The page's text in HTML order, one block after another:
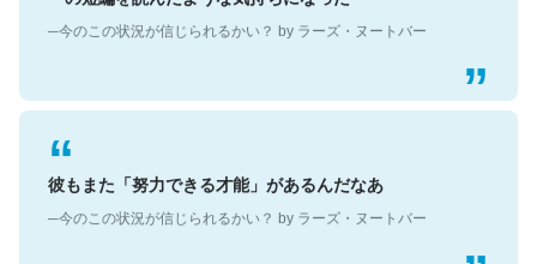
彼もまた「努力できる才能」があるんだなあ